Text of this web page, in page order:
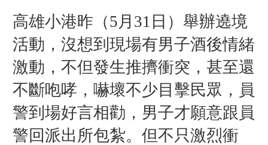
高雄小港昨（5月31日）舉辦遶境
活動，沒想到現場有男子酒後情緒
激動，不但發生推擠衝突，甚至還
不斷咆哮，嚇壞不少目擊民眾，員
警到場好言相勸，男子才願意跟員
警回派出所包紮。但不只激烈衝